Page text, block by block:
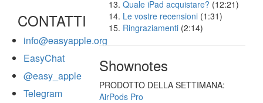
CONTATTI
info@easyapple.org
EasyChat
@easy_apple
Telegram
Quale iPad acquistare? (12:21)
Le vostre recensioni (1:31)
Ringraziamenti (2:14)
Shownotes
PRODOTTO DELLA SETTIMANA:
AirPods Pro